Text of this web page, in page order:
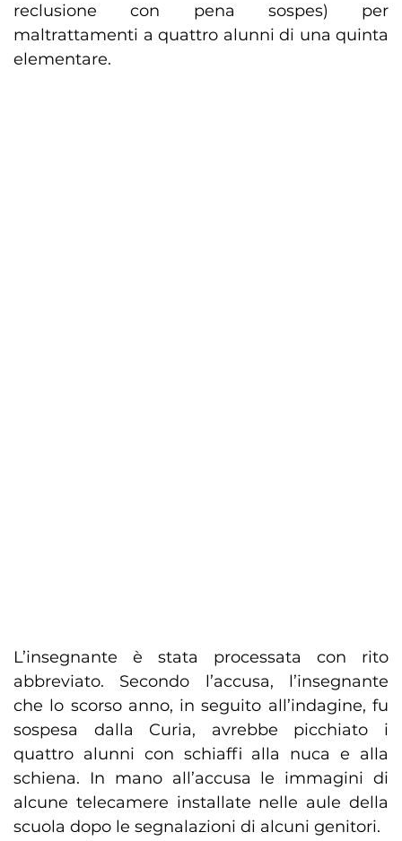
reclusione con pena sospes) per
maltrattamenti a quattro alunni di una quinta
elementare.
L’insegnante è stata processata con rito
abbreviato. Secondo l’accusa, l’insegnante
che lo scorso anno, in seguito all’indagine, fu
sospesa dalla Curia, avrebbe picchiato i
quattro alunni con schiaffi alla nuca e alla
schiena. In mano all’accusa le immagini di
alcune telecamere installate nelle aule della
scuola dopo le segnalazioni di alcuni genitori.